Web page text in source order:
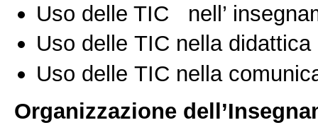
Uso delle TIC nell’
Uso delle TIC nella
Uso delle TIC nella
Organizzazione